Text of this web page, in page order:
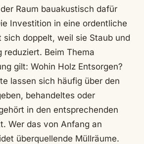
Raum bauakustisch dafür
Investition in eine ordentliche
sich doppelt, weil sie Staub und
reduziert. Beim Thema
gilt: Wohin Holz Entsorgen?
lassen sich häufig über den
behandeltes oder
in den entsprechenden
Wer das von Anfang an
überquellende Müllräume.